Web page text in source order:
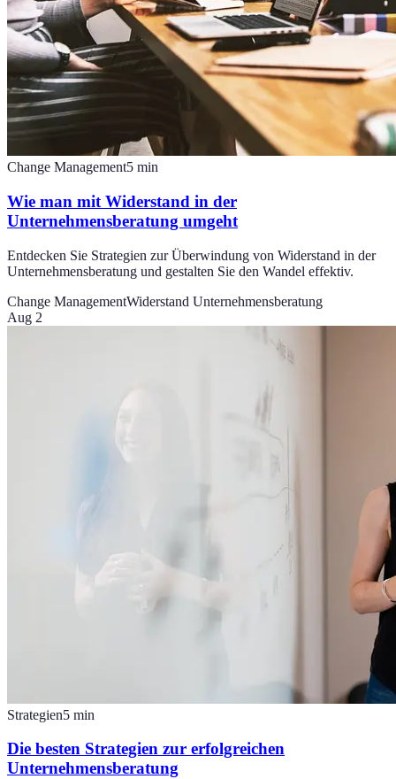
Change Management5 min
Wie man mit Widerstand in der
Unternehmensberatung umgeht
Entdecken Sie Strategien zur Überwindung von Widerstand in der
Unternehmensberatung und gestalten Sie den Wandel effektiv.
Change ManagementWiderstand Unternehmensberatung
Aug 2
Strategien5 min
Die besten Strategien zur erfolgreichen
Unternehmensberatung